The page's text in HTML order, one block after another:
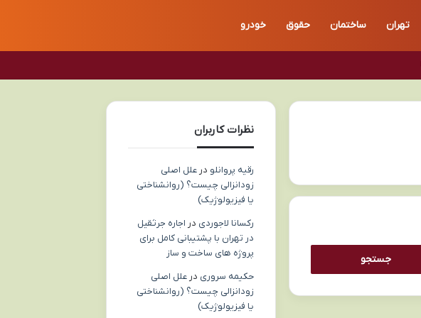
تهران ساختمان حقوق خودرو
نظرات کاربران
رقیه پروانلو در علل اصلی
زودانزالی چیست؟ (روانشناختی
یا فیزیولوژیک)
رکسانا لاجوردی در اجاره جرثقیل
در تهران با پشتیبانی کامل برای
پروژه های ساخت و ساز
حکیمه سروری در علل اصلی
زودانزالی چیست؟ (روانشناختی
یا فیزیولوژیک)